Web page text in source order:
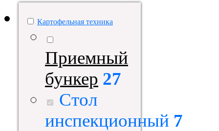
Картофельная техника
Приемный
бункер 27
Стол
инспекционный 7